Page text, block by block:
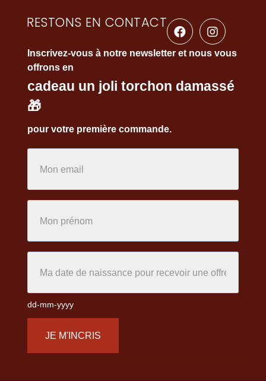
RESTONS EN CONTACT
Inscrivez-vous à notre newsletter et nous vous
offrons en
cadeau un joli torchon damassé
🎁
pour votre première commande.
dd-mm-yyyy
JE M'INCRIS